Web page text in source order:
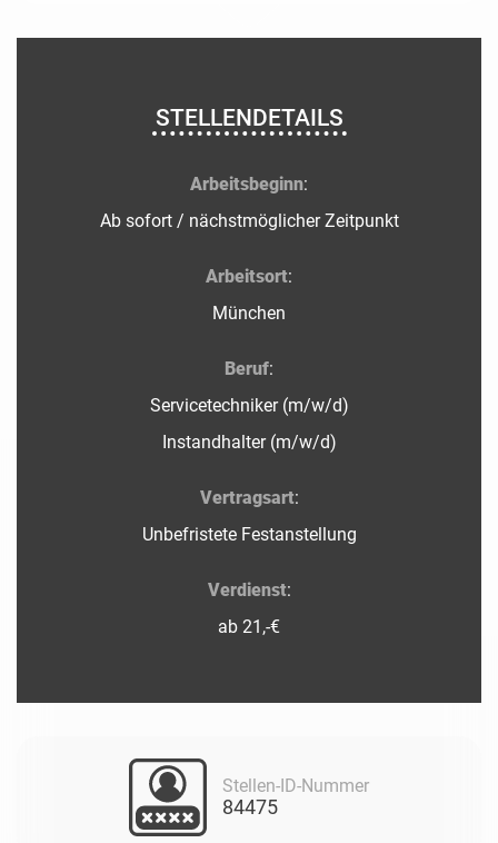
STELLENDETAILS
Arbeitsbeginn:
Ab sofort / nächstmöglicher Zeitpunkt
Arbeitsort:
München
Beruf:
Servicetechniker (m/w/d)
Instandhalter (m/w/d)
Vertragsart:
Unbefristete Festanstellung
Verdienst:
ab 21,-€
Stellen-ID-Nummer
84475